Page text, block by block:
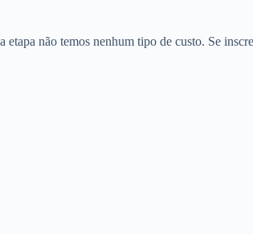
etapa não temos nenhum tipo de custo. Se